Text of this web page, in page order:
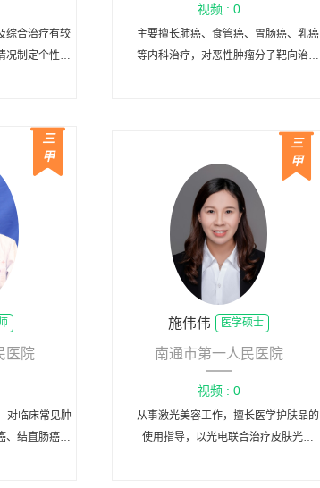
综合治疗有较
况制定个性化
视频 : 0
主要擅长肺癌、食管癌、胃肠癌、乳癌
等内科治疗，对恶性肿瘤分子靶向治疗
医院
对临床常见肿
结直肠癌等
三
甲
施伟伟 医学硕士
南通市第一人民医院
视频 : 0
从事激光美容工作，擅长医学护肤品的
使用指导，以光电联合治疗皮肤光老
三
甲